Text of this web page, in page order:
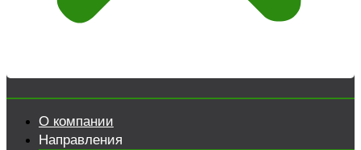
О компании
Направления